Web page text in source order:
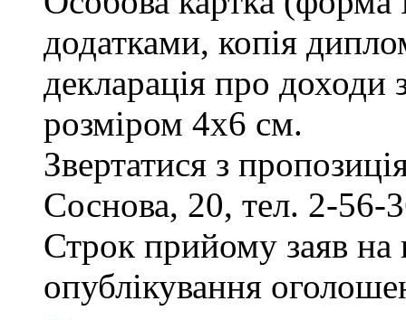
додатками, копія
декларація про доходи
розміром 4х6 см.
Звертатися з
Соснова, 20, тел. 2-56-
Строк прийому заяв на
опублікування